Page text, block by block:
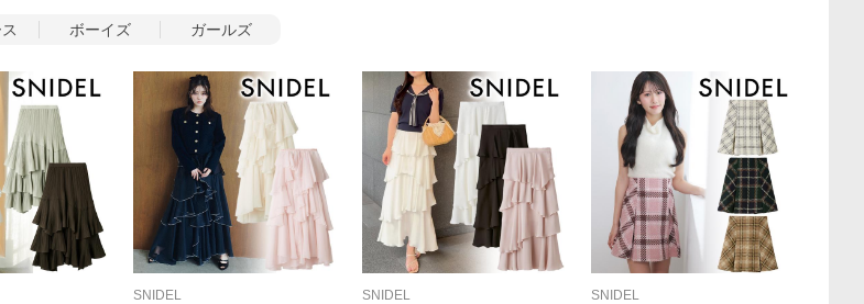
ボーイズ ガールズ
SNIDEL SNIDEL SNIDEL